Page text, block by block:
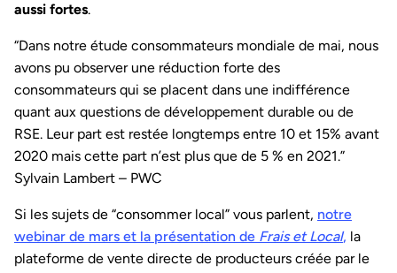
aussi fortes.
“Dans notre étude consommateurs mondiale de mai, nous
avons pu observer une réduction forte des
consommateurs qui se placent dans une indifférence
quant aux questions de développement durable ou de
RSE. Leur part est restée longtemps entre 10 et 15% avant
2020 mais cette part n’est plus que de 5 % en 2021.”
Sylvain Lambert – PWC
Si les sujets de “consommer local” vous parlent, notre
webinar de mars et la présentation de Frais et Local, la
plateforme de vente directe de producteurs créée par le